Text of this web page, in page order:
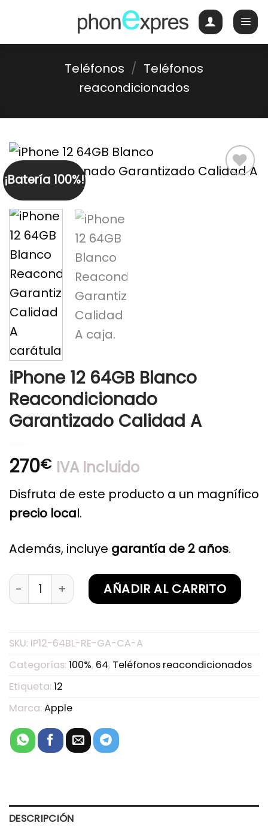
content
Teléfonos / Teléfonos
reacondicionados
¡Batería 100%!
iPhone 12 64GB Blanco
Reacondicionado
Garantizado Calidad A
270€ IVA Incluido
Disfruta de este producto a un magnífico
precio local.
Además, incluye garantía de 2 años.
iPhone 12 64GB Blanco Reacondicionado
AÑADIR AL CARRITO
SKU: IP12-64BL-RE-GA-CA-A
Categorías: 100%, 64, Teléfonos reacondicionados
Etiqueta: 12
Marca: Apple
DESCRIPCIÓN